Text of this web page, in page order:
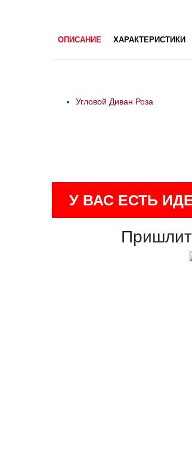
ОПИСАНИЕ ХАРАКТЕРИСТИКИ
Угловой Диван Роза
У ВАС ЕСТЬ